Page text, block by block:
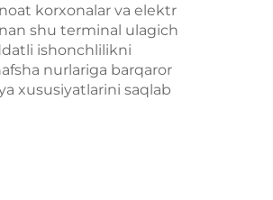
korxonalar va elektr
shu terminal ulagich
ishonchlilikni
nurlariga barqaror
xususiyatlarini saqlab